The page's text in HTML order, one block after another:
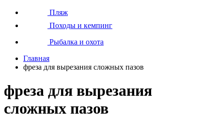
Пляж
Походы и кемпинг
Рыбалка и охота
Главная
фреза для вырезания сложных пазов
фреза для вырезания
сложных пазов